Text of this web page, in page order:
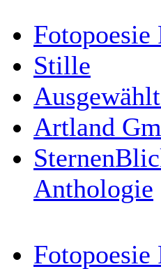
Stille
Artland
Anthologie